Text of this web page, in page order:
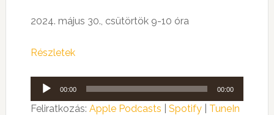
2024. május 30., csütörtök 9-10 óra
Részletek
Audió
lejátszó
00:00 00:00
Feliratkozás: Apple Podcasts Spotify| TuneIn